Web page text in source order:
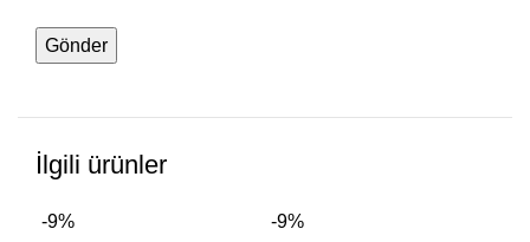
İlgili ürünler
-9% -9%